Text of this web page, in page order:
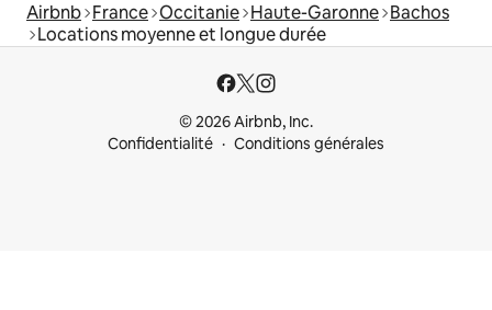
Airbnb France Occitanie Haute-Garonne Bachos
Locations moyenne et longue durée
© 2026 Airbnb, Inc.
Confidentialité
Conditions générales